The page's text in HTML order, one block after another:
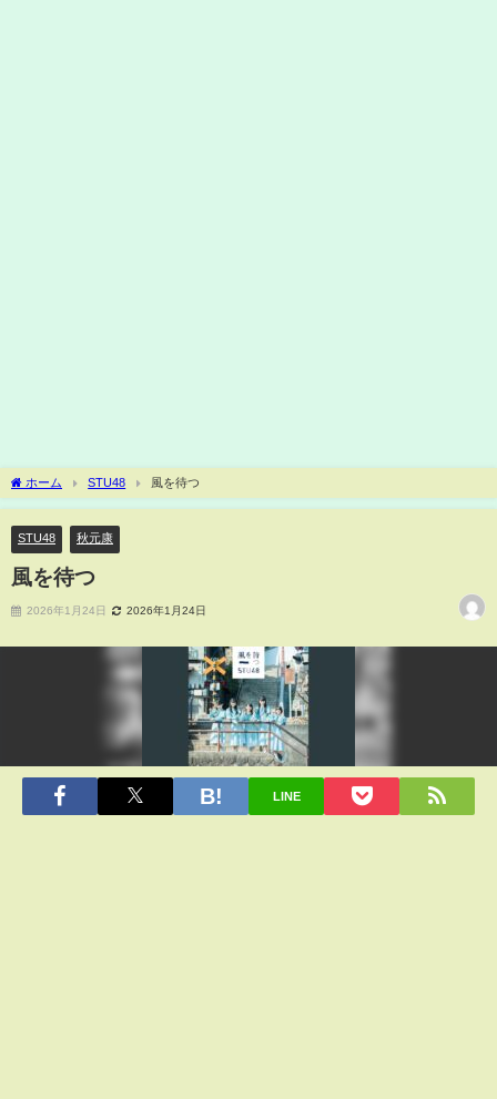
ホーム STU48 風を待つ
STU48 秋元康
風を待つ
2026年1月24日 2026年1月24日
LINE